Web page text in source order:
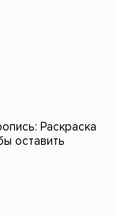
Раскраска
оставить